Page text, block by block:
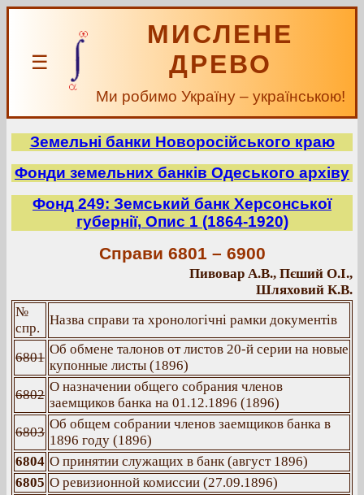
☰
МИСЛЕНЕ
ДРЕВО
Ми робимо Україну – українською!
Земельні банки Новоросійського краю
Фонди земельних банків Одеського архіву
Фонд 249: Земський банк Херсонської
губернії, Опис 1 (1864-1920)
Справи 6801 – 6900
Пивовар А.В., Пєший О.І.,
Шляховий К.В.
№
спр.
Назва справи та хронологічні рамки документів
6801
Об обмене талонов от листов 20-й серии на новые
купонные листы (1896)
6802
О назначении общего собрания членов
заемщиков банка на 01.12.1896 (1896)
6803
Об общем собрании членов заемщиков банка в
1896 году (1896)
6804 О принятии служащих в банк (август 1896)
6805 О ревизионной комиссии (27.09.1896)